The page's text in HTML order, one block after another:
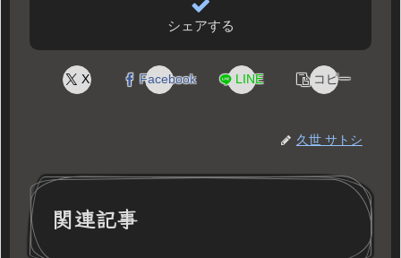
シェアする
X Facebook LINE コピー
久世 サトシ
関連記事